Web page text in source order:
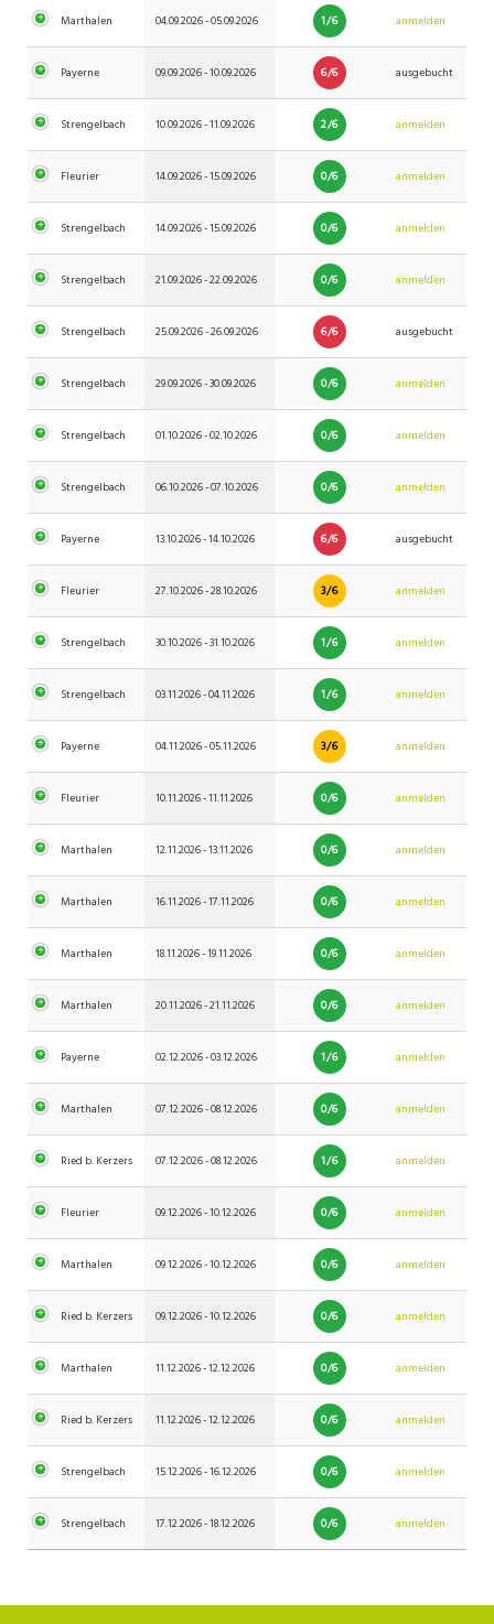
Marthalen 04.09.2026 - 05.09.2026 1/6 anmelden
Payerne 09.09.2026 - 10.09.2026 6/6 ausgebucht
Strengelbach 10.09.2026 - 11.09.2026 2/6 anmelden
Fleurier 14.09.2026 - 15.09.2026 0/6 anmelden
Strengelbach 14.09.2026 - 15.09.2026 0/6 anmelden
Strengelbach 21.09.2026 - 22.09.2026 0/6 anmelden
Strengelbach 25.09.2026 - 26.09.2026 6/6 ausgebucht
Strengelbach 29.09.2026 - 30.09.2026 0/6 anmelden
Strengelbach 01.10.2026 - 02.10.2026 0/6 anmelden
Strengelbach 06.10.2026 - 07.10.2026 0/6 anmelden
Payerne 13.10.2026 - 14.10.2026 6/6 ausgebucht
Fleurier 27.10.2026 - 28.10.2026 3/6 anmelden
Strengelbach 30.10.2026 - 31.10.2026 1/6 anmelden
Strengelbach 03.11.2026 - 04.11.2026 1/6 anmelden
Payerne 04.11.2026 - 05.11.2026 3/6 anmelden
Fleurier 10.11.2026 - 11.11.2026 0/6 anmelden
Marthalen 12.11.2026 - 13.11.2026 0/6 anmelden
Marthalen 16.11.2026 - 17.11.2026 0/6 anmelden
Marthalen 18.11.2026 - 19.11.2026 0/6 anmelden
Marthalen 20.11.2026 - 21.11.2026 0/6 anmelden
Payerne 02.12.2026 - 03.12.2026 1/6 anmelden
Marthalen 07.12.2026 - 08.12.2026 0/6 anmelden
Ried b. Kerzers 07.12.2026 - 08.12.2026 1/6 anmelden
Fleurier 09.12.2026 - 10.12.2026 0/6 anmelden
Marthalen 09.12.2026 - 10.12.2026 0/6 anmelden
Ried b. Kerzers 09.12.2026 - 10.12.2026 0/6 anmelden
Marthalen 11.12.2026 - 12.12.2026 0/6 anmelden
Ried b. Kerzers 11.12.2026 - 12.12.2026 0/6 anmelden
Strengelbach 15.12.2026 - 16.12.2026 0/6 anmelden
Strengelbach 17.12.2026 - 18.12.2026 0/6 anmelden